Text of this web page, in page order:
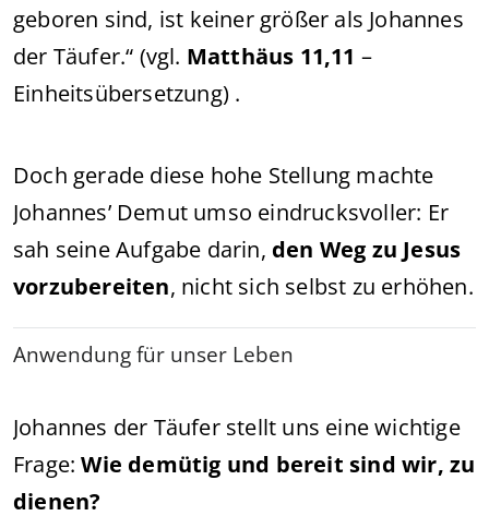
geboren sind, ist keiner größer als Johannes
der Täufer.“ (vgl. Matthäus 11,11 –
Einheitsübersetzung) .
Doch gerade diese hohe Stellung machte
Johannes’ Demut umso eindrucksvoller: Er
sah seine Aufgabe darin, den Weg zu Jesus
vorzubereiten, nicht sich selbst zu erhöhen.
Anwendung für unser Leben
Johannes der Täufer stellt uns eine wichtige
Frage:Wie demütig und bereit sind wir, zu
dienen?